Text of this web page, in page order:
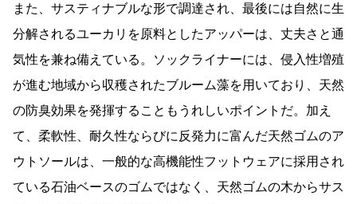
また、サスティナブルな形で調達され、最後には自然に生
分解されるユーカリを原料としたアッパーは、丈夫さと通
気性を兼ね備えている。ソックライナーには、侵入性増殖
が進む地域から収穫されたブルーム藻を用いており、天然
の防臭効果を発揮することもうれしいポイントだ。加え
て、柔軟性、耐久性ならびに反発力に富んだ天然ゴムのア
ウトソールは、一般的な高機能性フットウェアに採用され
ている石油ベースのゴムではなく、天然ゴムの木からサス